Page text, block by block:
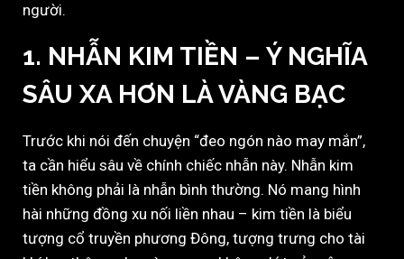
người.
1. NHẪN KIM TIỀN – Ý NGHĨA
SÂU XA HƠN LÀ VÀNG BẠC
Trước khi nói đến chuyện “đeo ngón nào may mắn”,
ta cần hiểu sâu về chính chiếc nhẫn này. Nhẫn kim
tiền không phải là nhẫn bình thường. Nó mang hình
hài những đồng xu nối liền nhau – kim tiền là biểu
tượng cổ truyền phương Đông, tượng trưng cho tài